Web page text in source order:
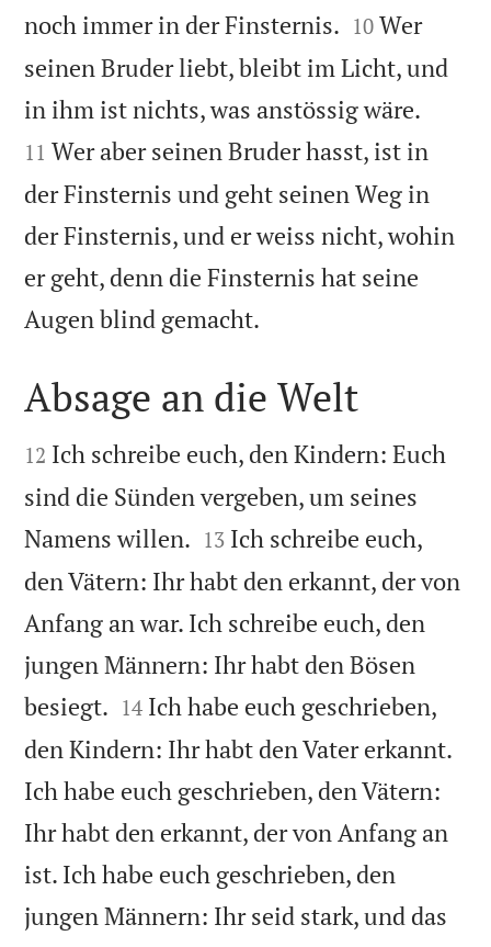
noch immer in der Finsternis. 

10 Wer
seinen Bruder liebt, bleibt im Licht, und
in ihm ist nichts, was anstössig wäre.
11 Wer aber seinen Bruder hasst, ist in
der Finsternis und geht seinen Weg in
der Finsternis, und er weiss nicht, wohin
er geht, denn die Finsternis hat seine
Augen blind gemacht.

Absage an die Welt

12 Ich schreibe euch, den Kindern: Euch
sind die Sünden vergeben, um seines
Namens willen. 

13 Ich schreibe euch,
den Vätern: Ihr habt den erkannt, der von
Anfang an war. Ich schreibe euch, den
jungen Männern: Ihr habt den Bösen
besiegt. 

14 Ich habe euch geschrieben,
den Kindern: Ihr habt den Vater erkannt.
Ich habe euch geschrieben, den Vätern:
Ihr habt den erkannt, der von Anfang an
ist. Ich habe euch geschrieben, den
jungen Männern: Ihr seid stark, und das